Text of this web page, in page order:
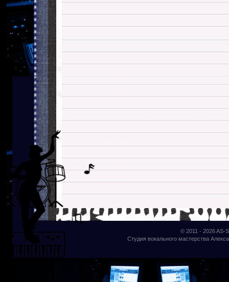
© 2011 - 2026AS-
Студия вокального мастерства